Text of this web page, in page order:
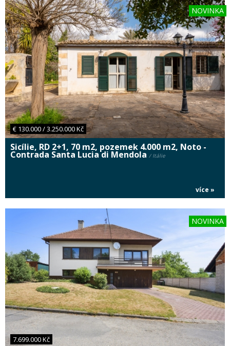
€ 130.000 / 3.250.000 Kč
NOVINKA
Sicílie, RD 2+1, 70 m2, pozemek 4.000 m2, Noto -
Contrada Santa Lucia di Mendola / Itálie
více »
7.699.000 Kč
NOVINKA